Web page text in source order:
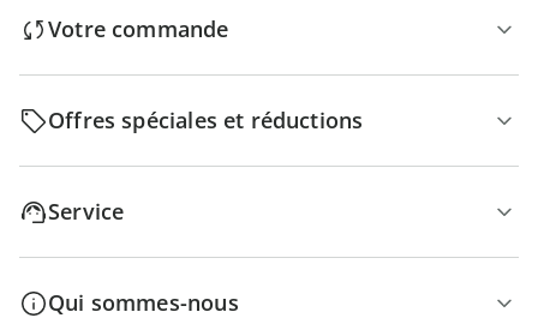
Votre commande
Offres spéciales et réductions
Service
Qui sommes-nous